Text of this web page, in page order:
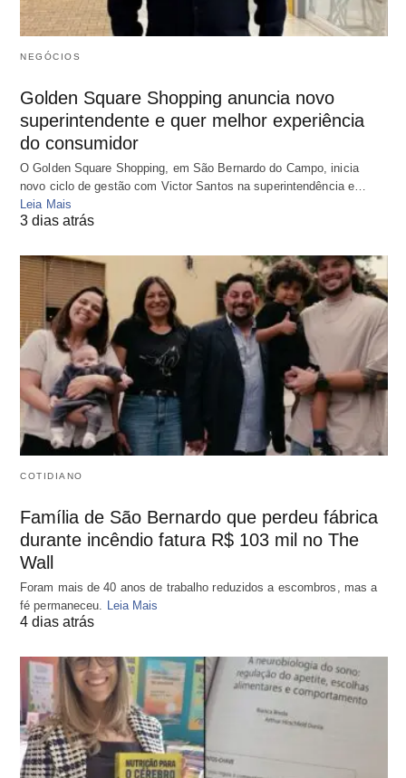
NEGÓCIOS
Golden Square Shopping anuncia novo
superintendente e quer melhor experiência
do consumidor
O Golden Square Shopping, em São Bernardo do Campo, inicia
novo ciclo de gestão com Victor Santos na superintendência e…
Leia Mais
3 dias atrás
COTIDIANO
Família de São Bernardo que perdeu fábrica
durante incêndio fatura R$ 103 mil no The
Wall
Foram mais de 40 anos de trabalho reduzidos a escombros, mas a
fé permaneceu. Leia Mais
4 dias atrás